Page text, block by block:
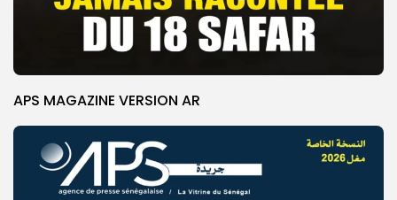
APS MAGAZINE VERSION AR